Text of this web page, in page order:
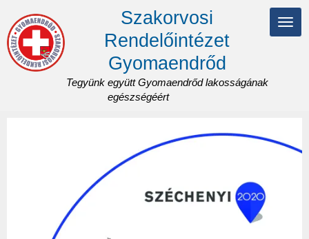
tartalomra
Szakorvosi
Rendelőintézet
Gyomaendrőd
Tegyünk együtt Gyomaendrőd lakosságának
egészségéért